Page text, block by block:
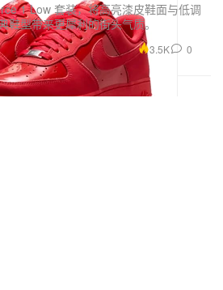
1 Low 套装，将高亮漆皮鞋面与低调
鞋型带来更犀利的街头气质。
3.5K 0